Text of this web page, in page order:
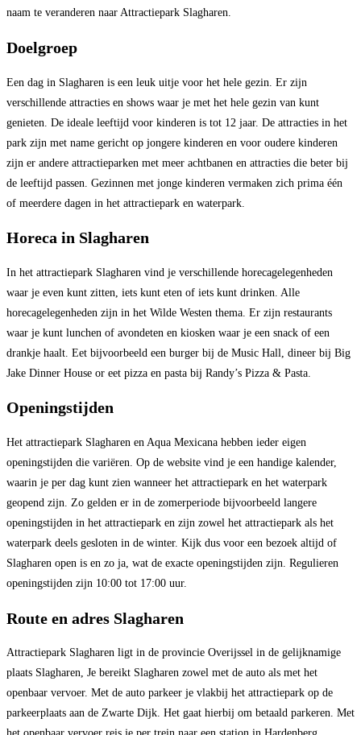
naam te veranderen naar Attractiepark Slagharen.
Doelgroep
Een dag in Slagharen is een leuk uitje voor het hele gezin. Er zijn
verschillende attracties en shows waar je met het hele gezin van kunt
genieten. De ideale leeftijd voor kinderen is tot 12 jaar. De attracties in het
park zijn met name gericht op jongere kinderen en voor oudere kinderen
zijn er andere attractieparken met meer achtbanen en attracties die beter bij
de leeftijd passen. Gezinnen met jonge kinderen vermaken zich prima één
of meerdere dagen in het attractiepark en waterpark.
Horeca in Slagharen
In het attractiepark Slagharen vind je verschillende horecagelegenheden
waar je even kunt zitten, iets kunt eten of iets kunt drinken. Alle
horecagelegenheden zijn in het Wilde Westen thema. Er zijn restaurants
waar je kunt lunchen of avondeten en kiosken waar je een snack of een
drankje haalt. Eet bijvoorbeeld een burger bij de Music Hall, dineer bij Big
Jake Dinner House or eet pizza en pasta bij Randy’s Pizza & Pasta.
Openingstijden
Het attractiepark Slagharen en Aqua Mexicana hebben ieder eigen
openingstijden die variëren. Op de website vind je een handige kalender,
waarin je per dag kunt zien wanneer het attractiepark en het waterpark
geopend zijn. Zo gelden er in de zomerperiode bijvoorbeeld langere
openingstijden in het attractiepark en zijn zowel het attractiepark als het
waterpark deels gesloten in de winter. Kijk dus voor een bezoek altijd of
Slagharen open is en zo ja, wat de exacte openingstijden zijn. Regulieren
openingstijden zijn 10:00 tot 17:00 uur.
Route en adres Slagharen
Attractiepark Slagharen ligt in de provincie Overijssel in de gelijknamige
plaats Slagharen, Je bereikt Slagharen zowel met de auto als met het
openbaar vervoer. Met de auto parkeer je vlakbij het attractiepark op de
parkeerplaats aan de Zwarte Dijk. Het gaat hierbij om betaald parkeren. Met